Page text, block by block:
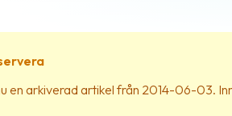
en arkiverad artikel från 2014-06-03.